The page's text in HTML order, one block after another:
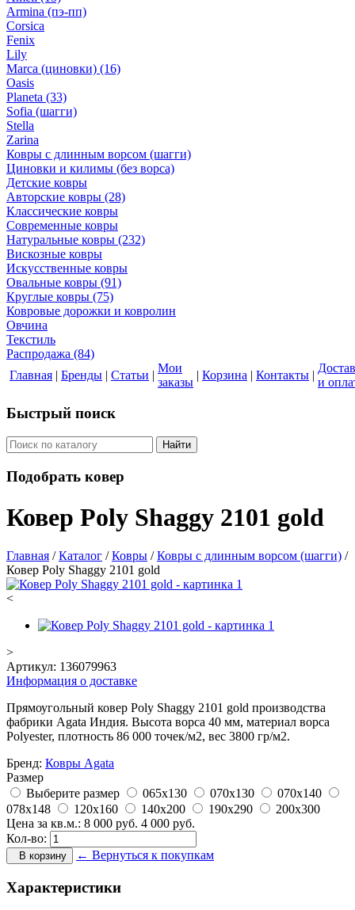
Armina (пэ-пп)
Corsica
Fenix
Lily
Marca (циновки) (16)
Oasis
Planeta (33)
Sofia (шагги)
Stella
Zarina
Ковры с длинным ворсом (шагги)
Циновки и килимы (без ворса)
Детские ковры
Авторские ковры (28)
Классические ковры
Современные ковры
Натуральные ковры (232)
Вискозные ковры
Искусственные ковры
Овальные ковры (91)
Круглые ковры (75)
Ковровые дорожки и ковролин
Овчина
Текстиль
Распродажа (84)
Главная | Бренды | Статьи |
Мои
заказы
| Корзина | Контакты |
и
Быстрый поиск
Найти
Подобрать ковер
Ковер Poly Shaggy 2101 gold
Главная / Каталог / Ковры / Ковры с длинным ворсом (шагги) /
Ковер Poly Shaggy 2101 gold
<
>
Артикул: 136079963
Информация о доставке
Прямоугольный ковер Poly Shaggy 2101 gold производства
фабрики Agata Индия. Высота ворса 40 мм, материал ворса
Polyester, плотность 86 000 точек/м2, вес 3800 гр/м2.
Бренд: Ковры Agata
Размер
Выберите размер
065x130 070x130
070x140
078x148
120x160 140x200 190x290
200x300
Цена за кв.м.: 8 000 руб. 4 000 руб.
Кол-во:
В корзину ← Вернуться к покупкам
Характеристики